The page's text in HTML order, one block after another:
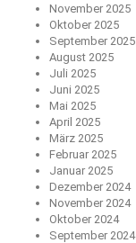
November 2025
Oktober 2025
September 2025
August 2025
Juli 2025
Juni 2025
Mai 2025
April 2025
März 2025
Februar 2025
Januar 2025
Dezember 2024
November 2024
Oktober 2024
September 2024